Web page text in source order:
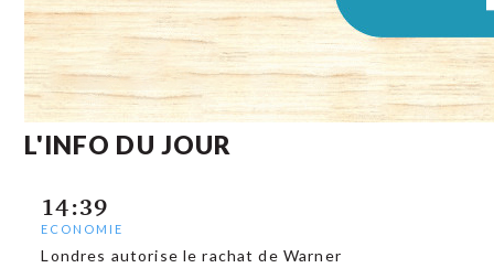
L'INFO DU JOUR
14:39
ECONOMIE
Londres autorise le rachat de Warner